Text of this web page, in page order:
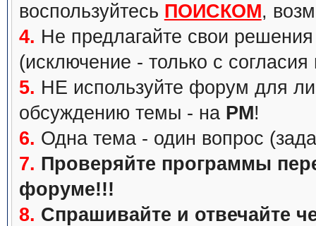
воспользуйтесь ПОИСКОМ,
4. Не предлагайте свои
(исключение - только с
5. НЕ используйте форум для
обсуждению темы - на PM!
6. Одна тема - один вопрос
7. Проверяйте программы
форуме!!!
8. Спрашивайте и отвечайте